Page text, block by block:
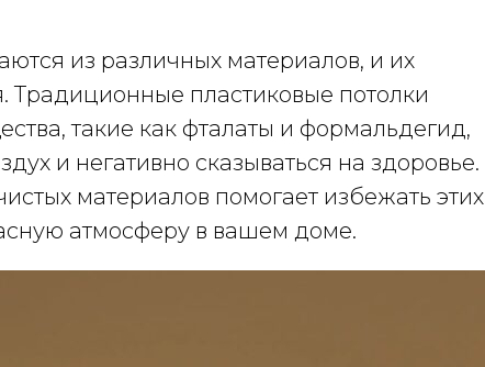
из различных материалов, и их
Традиционные пластиковые потолки
такие как фталаты и формальдегид,
и негативно сказываться на здоровье.
материалов помогает избежать этих
атмосферу в вашем доме.